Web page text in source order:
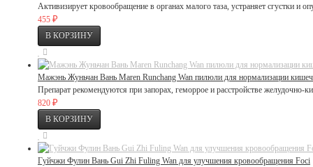
Активизирует кровообращение в органах малого таза, устраняет сгустки и
455 ₽
Мажэнь Жуньчан Вань Maren Runchang Wan пилюли для нормализации
Препарат рекомендуются при запорах, геморрое и расстройстве желудочно-
820 ₽
Гуйчжи Фулин Вань Gui Zhi Fuling Wan для улучшения кровообращения Foci